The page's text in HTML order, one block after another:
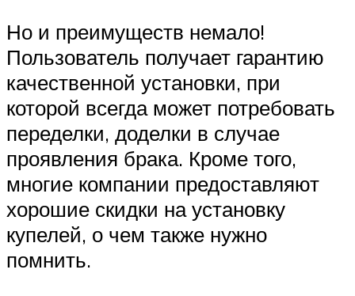
Но и преимуществ немало!
Пользователь получает гарантию
качественной установки, при
которой всегда может потребовать
переделки, доделки в случае
проявления брака. Кроме того,
многие компании предоставляют
хорошие скидки на установку
купелей, о чем также нужно
помнить.